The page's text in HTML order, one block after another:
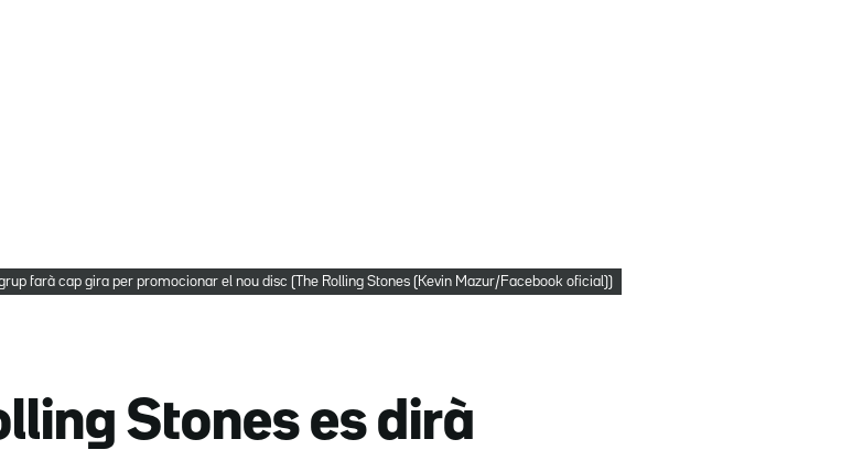
farà cap gira per promocionar el nou disc (The Rolling Stones (Kevin Mazur/Facebook oficial))
Stones es dirà